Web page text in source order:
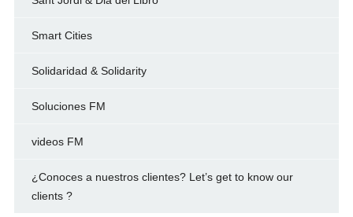
Smart Cities
Solidaridad & Solidarity
Soluciones FM
videos FM
¿Conoces a nuestros clientes? Let’s get to know our
clients ?